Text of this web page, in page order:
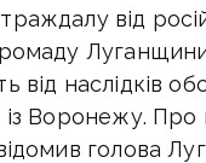
від
від наслідків
із Воронежу.
голова